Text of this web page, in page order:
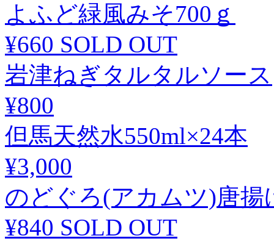
よふど緑風みそ700ｇ
¥660 SOLD OUT
岩津ねぎタルタルソース
¥800
但馬天然水550ml×24本
¥3,000
のどぐろ(アカムツ)唐揚
¥840 SOLD OUT